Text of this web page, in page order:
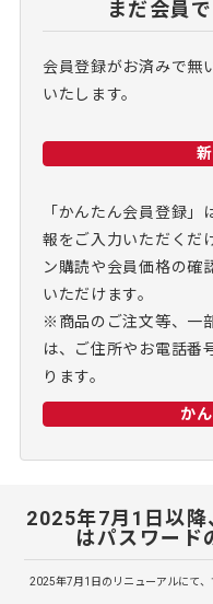
まだ会員
会員登録がお済みで無
いたします。
「かんたん会員登録
報をご入力いただくだ
ン購読や会員価格の確
いただけます。
※商品のご注文等、一
は、ご住所やお電話番
ります。
か
2025年7月1日以降
はパスワード
2025年7月1日のリニューアルにて